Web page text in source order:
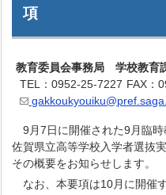
項
教育委員会事務局 学校教育
TEL：0952-25-7227 FAX：
9月7日に開催された9月臨
佐賀県立高等学校入学者選抜
その概要をお知らせします。
なお、本要項は10月に開催